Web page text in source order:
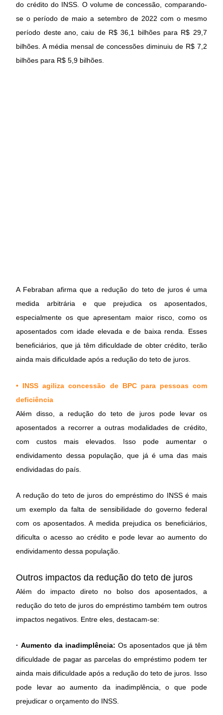
do crédito do INSS. O volume de concessão, comparando-
se o período de maio a setembro de 2022 com o mesmo
período deste ano, caiu de R$ 36,1 bilhões para R$ 29,7
bilhões. A média mensal de concessões diminuiu de R$ 7,2
bilhões para R$ 5,9 bilhões.
A Febraban afirma que a redução do teto de juros é uma
medida arbitrária e que prejudica os aposentados,
especialmente os que apresentam maior risco, como os
aposentados com idade elevada e de baixa renda. Esses
beneficiários, que já têm dificuldade de obter crédito, terão
ainda mais dificuldade após a redução do teto de juros.
• INSS agiliza concessão de BPC para pessoas com
deficiência
Além disso, a redução do teto de juros pode levar os
aposentados a recorrer a outras modalidades de crédito,
com custos mais elevados. Isso pode aumentar o
endividamento dessa população, que já é uma das mais
endividadas do país.
A redução do teto de juros do empréstimo do INSS é mais
um exemplo da falta de sensibilidade do governo federal
com os aposentados. A medida prejudica os beneficiários,
dificulta o acesso ao crédito e pode levar ao aumento do
endividamento dessa população.
Outros impactos da redução do teto de juros
Além do impacto direto no bolso dos aposentados, a
redução do teto de juros do empréstimo também tem outros
impactos negativos. Entre eles, destacam-se:
· Aumento da inadimplência: Os aposentados que já têm
dificuldade de pagar as parcelas do empréstimo podem ter
ainda mais dificuldade após a redução do teto de juros. Isso
pode levar ao aumento da inadimplência, o que pode
prejudicar o orçamento do INSS.